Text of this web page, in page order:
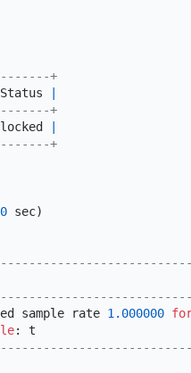
+
Status
+
locked
+
sec)
sample rate 1.000000
: